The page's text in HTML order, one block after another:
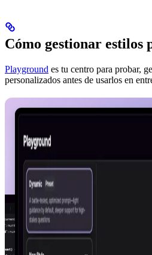
Cómo gestionar estilos
Playground es tu centro para probar,
personalizados antes de usarlos en